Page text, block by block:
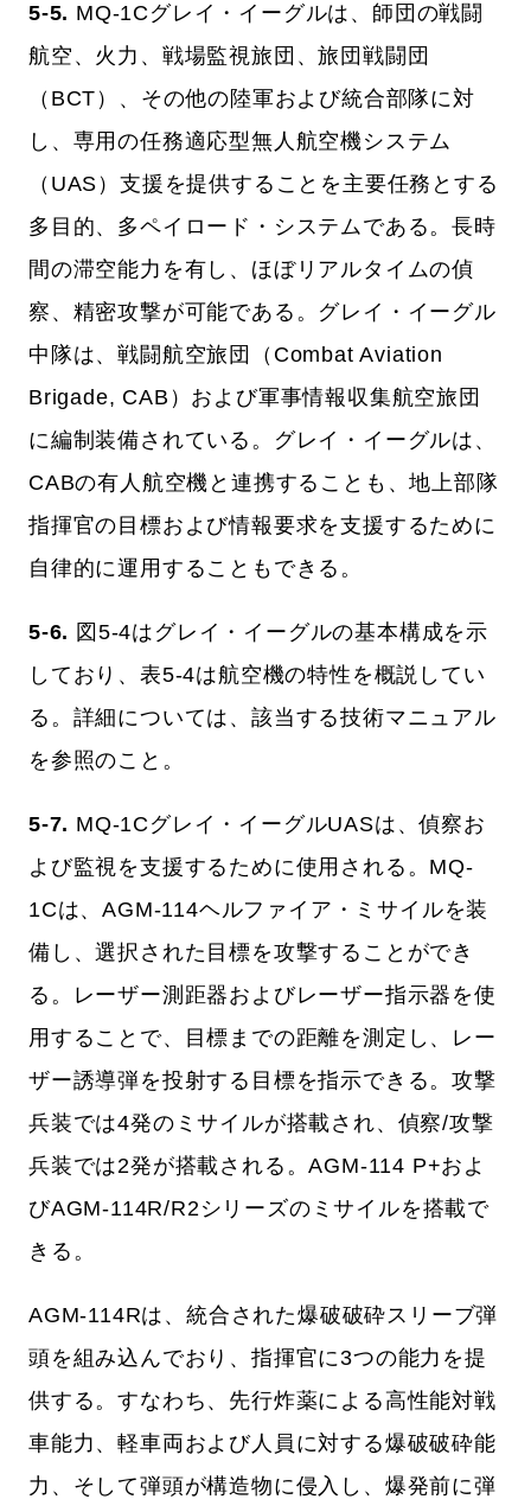
5-5. MQ-1Cグレイ・イーグルは、師団の戦闘
航空、火力、戦場監視旅団、旅団戦闘団
（BCT）、その他の陸軍および統合部隊に対
し、専用の任務適応型無人航空機システム
（UAS）支援を提供することを主要任務とする
多目的、多ペイロード・システムである。長時
間の滞空能力を有し、ほぼリアルタイムの偵
察、精密攻撃が可能である。グレイ・イーグル
中隊は、戦闘航空旅団（Combat Aviation
Brigade, CAB）および軍事情報収集航空旅団
に編制装備されている。グレイ・イーグルは、
CABの有人航空機と連携することも、地上部隊
指揮官の目標および情報要求を支援するために
自律的に運用することもできる。
5-6. 図5-4はグレイ・イーグルの基本構成を示
しており、表5-4は航空機の特性を概説してい
る。詳細については、該当する技術マニュアル
を参照のこと。
5-7. MQ-1Cグレイ・イーグルUASは、偵察お
よび監視を支援するために使用される。MQ-
1Cは、AGM-114ヘルファイア・ミサイルを装
備し、選択された目標を攻撃することができ
る。レーザー測距器およびレーザー指示器を使
用することで、目標までの距離を測定し、レー
ザー誘導弾を投射する目標を指示できる。攻撃
兵装では4発のミサイルが搭載され、偵察/攻撃
兵装では2発が搭載される。AGM-114 P+およ
びAGM-114R/R2シリーズのミサイルを搭載で
きる。
AGM-114Rは、統合された爆破破砕スリーブ弾
頭を組み込んでおり、指揮官に3つの能力を提
供する。すなわち、先行炸薬による高性能対戦
車能力、軽車両および人員に対する爆破破砕能
力、そして弾頭が構造物に侵入し、爆発前に弾